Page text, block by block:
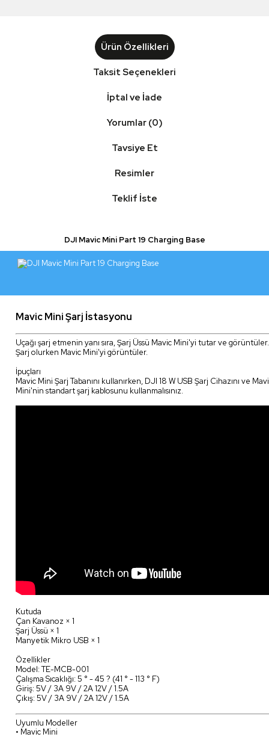
Ürün Özellikleri
Taksit Seçenekleri
İptal ve İade
Yorumlar (0)
Tavsiye Et
Resimler
Teklif İste
DJI Mavic Mini Part 19 Charging Base
Mavic Mini Şarj İstasyonu
Uçağı şarj etmenin yanı sıra, Şarj Üssü Mavic Mini'yi tutar ve görüntüler.
Şarj olurken Mavic Mini'yi görüntüler.
İpuçları
Mavic Mini Şarj Tabanını kullanırken, DJI 18 W USB Şarj Cihazını ve
Mini'nin standart şarj kablosunu kullanmalısınız.
Kutuda
Çan Kavanoz × 1
Şarj Üssü × 1
Manyetik Mikro USB × 1
Özellikler
Model: TE-MCB-001
Çalışma Sıcaklığı: 5 ° - 45 ? (41 ° - 113 ° F)
Giriş: 5V / 3A 9V / 2A 12V / 1.5A
Çıkış: 5V / 3A 9V / 2A 12V / 1.5A
Uyumlu Modeller
• Mavic Mini